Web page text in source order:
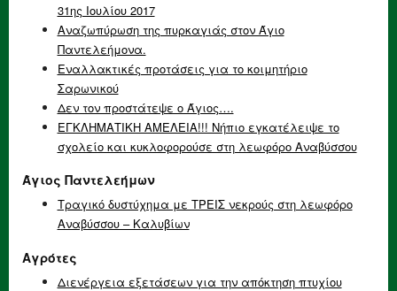
31ης Ιουλίου 2017
Αναζωπύρωση της πυρκαγιάς στον Άγιο
Παντελεήμονα.
Εναλλακτικές προτάσεις για το κοιμητήριο
Σαρωνικού
Δεν τον προστάτεψε ο Άγιος….
ΕΓΚΛΗΜΑΤΙΚΗ ΑΜΕΛΕΙΑ!!! Νήπιο εγκατέλειψε το
σχολείο και κυκλοφορούσε στη λεωφόρο Αναβύσσου
Άγιος Παντελεήμων
Τραγικό δυστύχημα με ΤΡΕΙΣ νεκρούς στη λεωφόρο
Αναβύσσου – Καλυβίων
Αγρότες
Διενέργεια εξετάσεων για την απόκτηση πτυχίου